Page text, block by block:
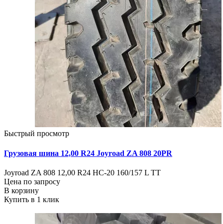
Быстрый просмотр
Грузовая шина 12,00 R24 Joyroad ZA 808 20PR
Joyroad ZA 808 12,00 R24 HC-20 160/157 L TT
Цена по запросу
В корзину
Купить в 1 клик